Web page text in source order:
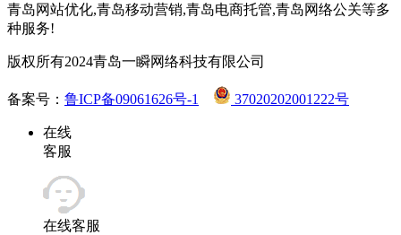
青岛网站优化,青岛移动营销,青岛电商托管,青岛网络公关等多
种服务!
版权所有2024青岛一瞬网络科技有限公司
备案号： 鲁ICP备09061626号-1 37020202001222号
在线
客服
在线客服